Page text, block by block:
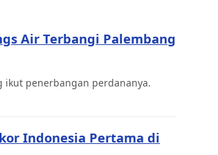
Air Terbangi Palembang
ikut penerbangan perdananya.
Indonesia Pertama di